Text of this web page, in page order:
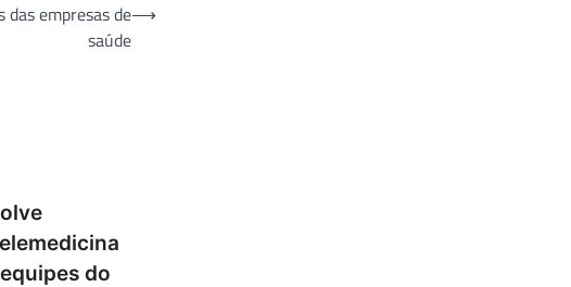
das empresas de
saúde
⟶
do